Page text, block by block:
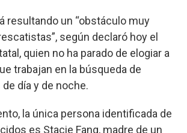
resultando un “obstáculo muy
según declaró hoy el
quien no ha parado de elogiar a
trabajan en la búsqueda de
día y de noche.
la única persona identificada de
es Stacie Fang, madre de un